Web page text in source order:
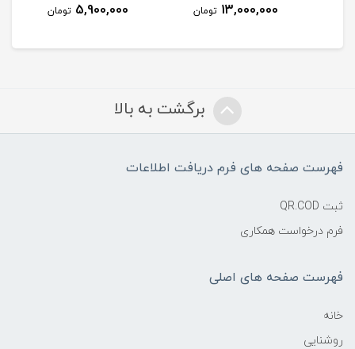
13,000,000 تومان 5,900,000 تومان
برگشت به بالا
فهرست صفحه های فرم دریافت اطلاعات
ثبت QR.COD
فرم درخواست همکاری
فهرست صفحه های اصلی
خانه
روشنایی